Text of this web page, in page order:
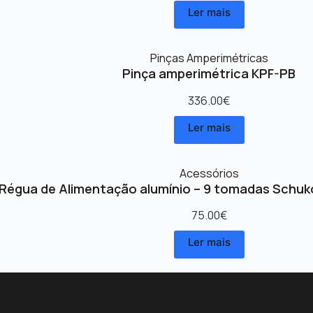
Ler mais
Pinças Amperimétricas
Pinça amperimétrica KPF-PB
336.00€
Ler mais
Acessórios
Régua de Alimentação alumínio – 9 tomadas
75.00€
Ler mais